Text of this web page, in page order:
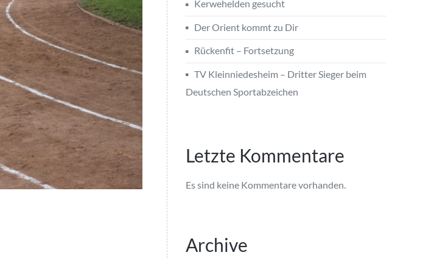
Kerwehelden gesucht
Der Orient kommt zu Dir
Rückenfit – Fortsetzung
TV Kleinniedesheim – Dritter Sieger beim
Deutschen Sportabzeichen
Letzte Kommentare
Es sind keine Kommentare vorhanden.
Archive